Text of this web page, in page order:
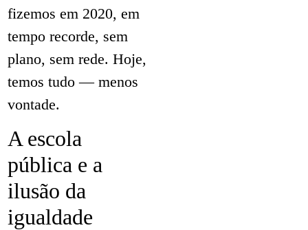
fizemos em 2020, em
tempo recorde, sem
plano, sem rede. Hoje,
temos tudo — menos
vontade.
A escola
pública e a
ilusão da
igualdade